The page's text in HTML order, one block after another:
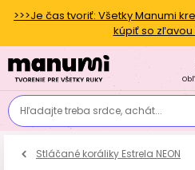
>>>Je čas tvoriť: Všetky Manumi
kúpiť so zľavou
Hľadajte treba srdce, achát...
Stláčané koráliky Estrela NEON